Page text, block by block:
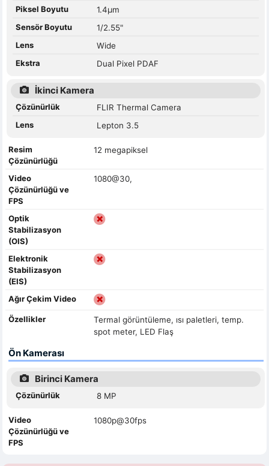
Piksel Boyutu
1.4µm
Sensör Boyutu
1/2.55"
Lens
Wide
Ekstra
Dual Pixel PDAF
İkinci Kamera
Çözünürlük
FLIR Thermal Camera
Lens
Lepton 3.5
Resim
Çözünürlüğü
12 megapiksel
Video
Çözünürlüğü ve
FPS
1080@30,
Optik
Stabilizasyon
(OIS)
Elektronik
Stabilizasyon
(EIS)
Ağır Çekim Video
Özellikler
Termal görüntüleme, ısı paletleri, temp.
spot meter, LED Flaş
Ön Kamerası
Birinci Kamera
Çözünürlük 8 MP
Video
Çözünürlüğü ve
FPS
1080p@30fps